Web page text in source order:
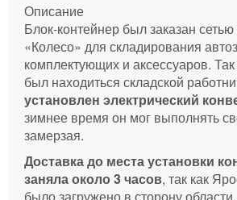
Описание
Блок-контейнер был заказан
«Колесо» для складирования
комплектующих и аксессуаров.
был находиться складской
установлен электрический
зимнее время он мог выполнять
замерзая.
Доставка до места установки
заняла около 3 часов, так как
было загружено в сторону